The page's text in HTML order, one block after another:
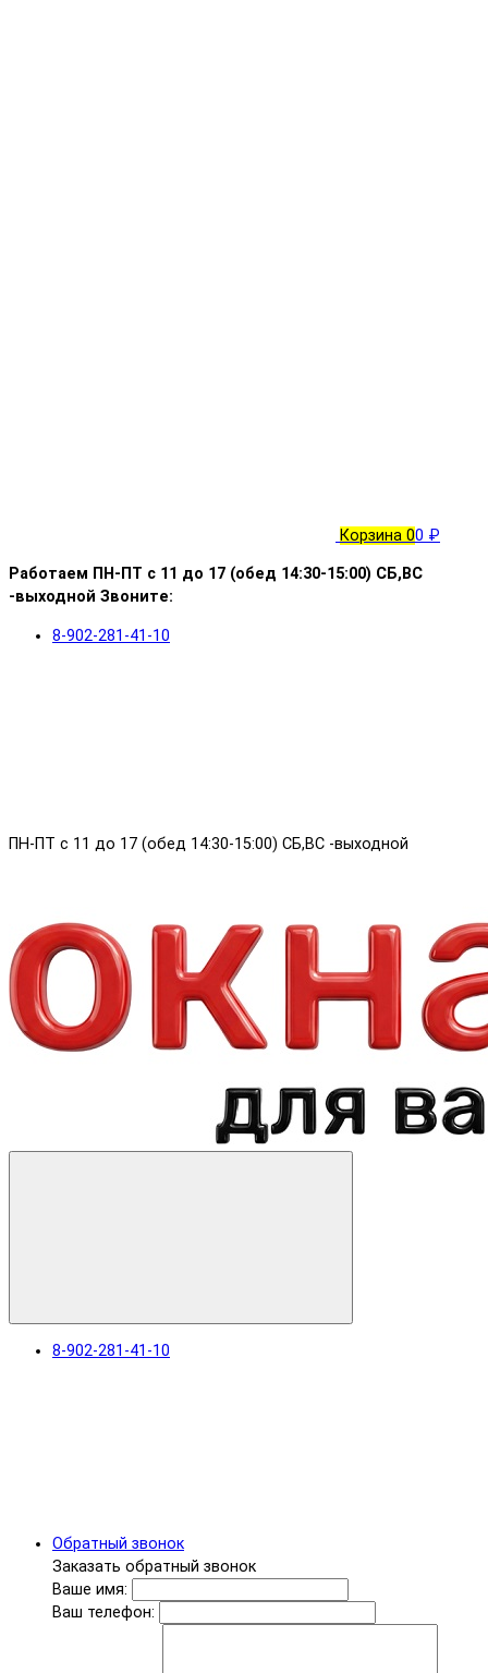
Корзина 00 ₽
Работаем ПН-ПТ с 11 до 17 (обед 14:30-15:00) СБ,ВС
-выходной Звоните:
8-902-281-41-10
ПН-ПТ с 11 до 17 (обед 14:30-15:00) СБ,ВС -выходной
8-902-281-41-10
Обратный звонок
Заказать обратный звонок
Ваше имя:
Ваш телефон: